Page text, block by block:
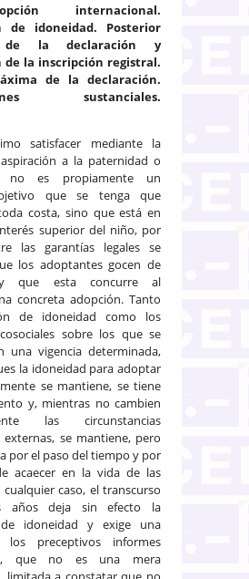
internacional.
de idoneidad. Posterior
de la declaración y
de la inscripción registral.
de la declaración.
sustanciales.
satisfacer mediante la
a la paternidad o
no es propiamente un
que se tenga que
costa, sino que está en
superior del niño, por
las garantías legales se
los adoptantes gocen de
y que esta concurre al
concreta adopción. Tanto
de idoneidad como los
sobre los que se
una vigencia determinada,
la idoneidad para adoptar
se mantiene, se tiene
y, mientras no cambien
las circunstancias
externas, se mantiene, pero
por el paso del tiempo y por
acaecer en la vida de las
cualquier caso, el transcurso
años deja sin efecto la
de idoneidad y exige una
los preceptivos informes
que no es una mera